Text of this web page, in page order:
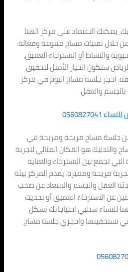
يمكنك الاعتماد على مركز الهنا
خلال تقنيات مساج متنوعة وفعالة.
والنشاط أو الاسترخاء العميق،
ستكون الخيار الأمثل لتحقيق
احجز جلسة مساج اليوم في مركز
بالجسم والعقل.
عن جلسة مساج مريحة ومريحة في
والتدليك هو المكان المثالي لتجربة
تجمع بين الاسترخاء والعناية
مريحة ومميزة. يقدم المركز بيئة
العقل والجسم والابتعاد عن صخب
عن الاسترخاء العميق أو تحديث
للنساء ستلبي احتياجاتك بشكل
تستحقينها واحجزي جلسة مساج